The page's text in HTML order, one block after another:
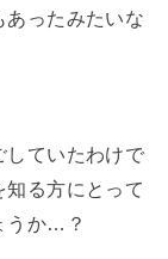
あったみたいな
していたわけで
る方にとって
うか…？